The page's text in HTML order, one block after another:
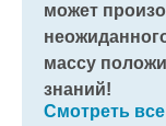
может
массу
знаний!
Смотреть